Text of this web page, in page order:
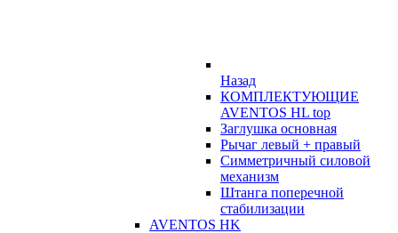
Назад
КОМПЛЕКТУЮЩИЕ
AVENTOS HL top
Заглушка основная
Рычаг левый + правый
Симметричный силовой
механизм
Штанга поперечной
стабилизации
AVENTOS HK